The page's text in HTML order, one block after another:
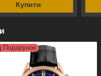
Купити
Подарунок